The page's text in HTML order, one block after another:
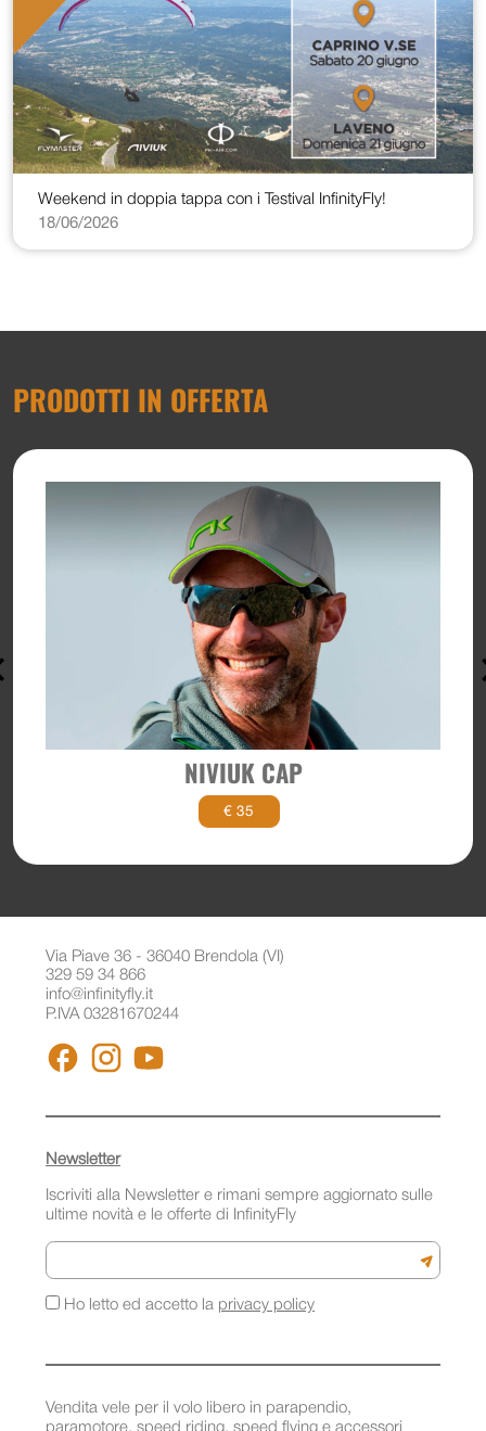
Weekend in doppia tappa con i Testival InfinityFly!
18/06/2026
PRODOTTI IN OFFERTA
NIVIUK CAP
€ 35
Via Piave 36 - 36040 Brendola (VI)
329 59 34 866
info@infinityfly.it
P.IVA 03281670244
FACEBOOKINSTAGRAM
Vendita vele per il volo libero in parapendio,
Newsletter
Iscriviti alla Newsletter e rimani sempre aggiornato sulle
ultime novità e le offerte di InfinityFly
Email
Iscriviti
Ho letto ed accetto la privacy policy